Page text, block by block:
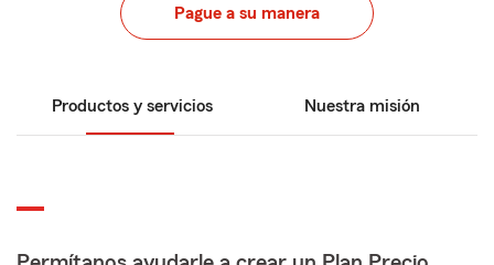
Pague a su manera
Productos y servicios Nuestra misión